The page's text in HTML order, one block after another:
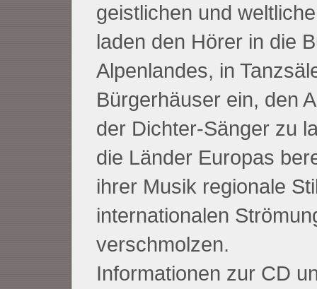
geistlichen und
laden den Hörer in die
Alpenlandes, in
Bürgerhäuser ein, den
der Dichter-Sänger zu
die Länder Europas
ihrer Musik regionale
internationalen
verschmolzen.
Informationen zur CD